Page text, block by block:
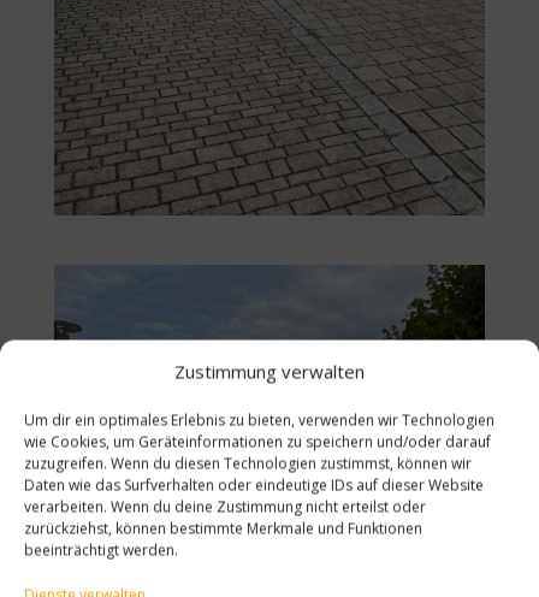
Zustimmung verwalten
Um dir ein optimales Erlebnis zu bieten, verwenden wir Technologien
wie Cookies, um Geräteinformationen zu speichern und/oder darauf
zuzugreifen. Wenn du diesen Technologien zustimmst, können wir
Daten wie das Surfverhalten oder eindeutige IDs auf dieser Website
verarbeiten. Wenn du deine Zustimmung nicht erteilst oder
zurückziehst, können bestimmte Merkmale und Funktionen
beeinträchtigt werden.